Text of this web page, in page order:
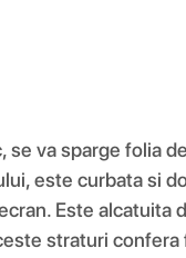
va sparge folia
este curbata si
Este
straturi